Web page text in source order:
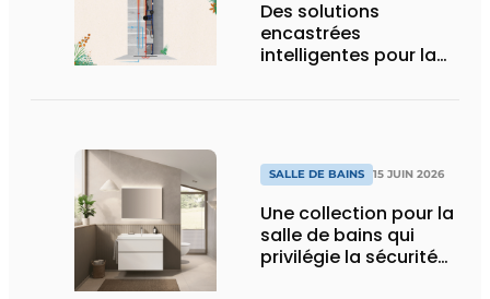
Des solutions
encastrées
intelligentes pour la
SALLE DE BAINS 15 JUIN 2026
Une collection pour la
salle de bains qui
privilégie la sécurité